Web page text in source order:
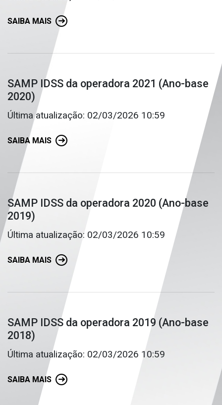
SAIBA MAIS
SAMP IDSS da operadora 2021 (Ano-base
2020)
Última atualização: 02/03/2026 10:59
SAIBA MAIS
SAMP IDSS da operadora 2020 (Ano-base
2019)
Última atualização: 02/03/2026 10:59
SAIBA MAIS
SAMP IDSS da operadora 2019 (Ano-base
2018)
Última atualização: 02/03/2026 10:59
SAIBA MAIS